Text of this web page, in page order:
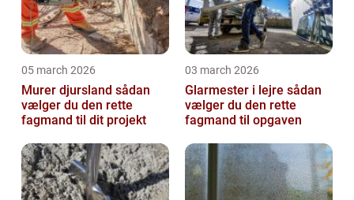
05 march 2026
Murer djursland sådan
vælger du den rette
fagmand til dit projekt
03 march 2026
Glarmester i lejre sådan
vælger du den rette
fagmand til opgaven